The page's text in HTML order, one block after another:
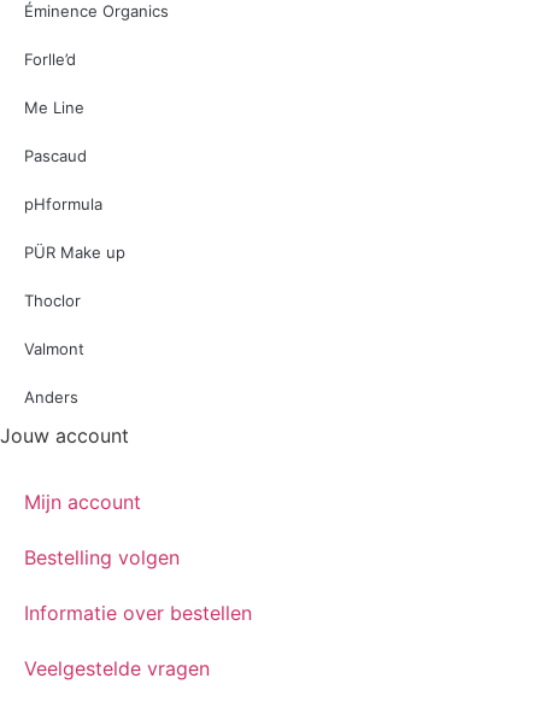
Éminence Organics
Forlle’d
Me Line
Pascaud
pHformula
PÜR Make up
Thoclor
Valmont
Anders
Jouw account
Mijn account
Bestelling volgen
Informatie over bestellen
Veelgestelde vragen